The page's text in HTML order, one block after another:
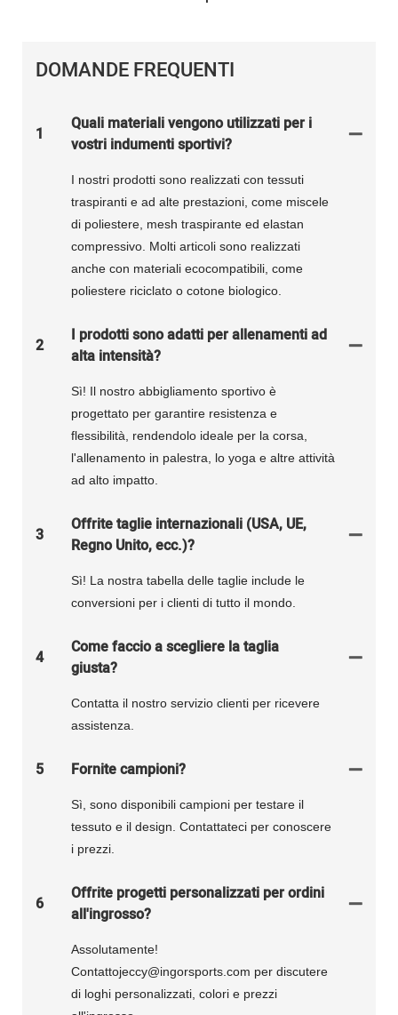
DOMANDE FREQUENTI
1
Quali materiali vengono utilizzati per i
vostri indumenti sportivi?
I nostri prodotti sono realizzati con tessuti
traspiranti e ad alte prestazioni, come miscele
di poliestere, mesh traspirante ed elastan
compressivo. Molti articoli sono realizzati
anche con materiali ecocompatibili, come
poliestere riciclato o cotone biologico.
2
I prodotti sono adatti per allenamenti ad
alta intensità?
Sì! Il nostro abbigliamento sportivo è
progettato per garantire resistenza e
flessibilità, rendendolo ideale per la corsa,
l'allenamento in palestra, lo yoga e altre attività
ad alto impatto.
3
Offrite taglie internazionali (USA, UE,
Regno Unito, ecc.)?
Sì! La nostra tabella delle taglie include le
conversioni per i clienti di tutto il mondo.
4
Come faccio a scegliere la taglia
giusta?
Contatta il nostro servizio clienti per ricevere
assistenza.
5 Fornite campioni?
Sì, sono disponibili campioni per testare il
tessuto e il design. Contattateci per conoscere
i prezzi.
6
Offrite progetti personalizzati per ordini
all'ingrosso?
Assolutamente!
Contattojeccy@ingorsports.com per discutere
di loghi personalizzati, colori e prezzi